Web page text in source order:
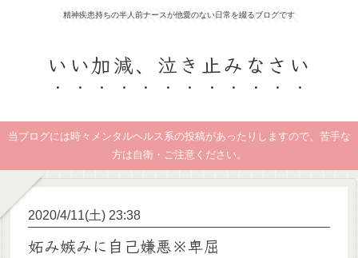
精神疾患持ちの半人前ナースが他愛のない日常を綴るブログです
いい加減、泣き止みなさい
当ブログには時々メンタルヘルス系の投稿があったりしますので、苦手な
方は自衛・ご注意ください。
2020/4/11(土) 23:38
妬み嫉みに自己嫌悪※卑屈